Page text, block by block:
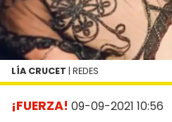
¡FUERZA! 09-09-2021 10:56
LÍA CRUCET | REDES